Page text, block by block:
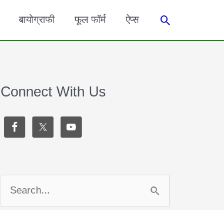
बायोग्राफी फूल फॉर्म ऐप्स Search
Connect With Us
e